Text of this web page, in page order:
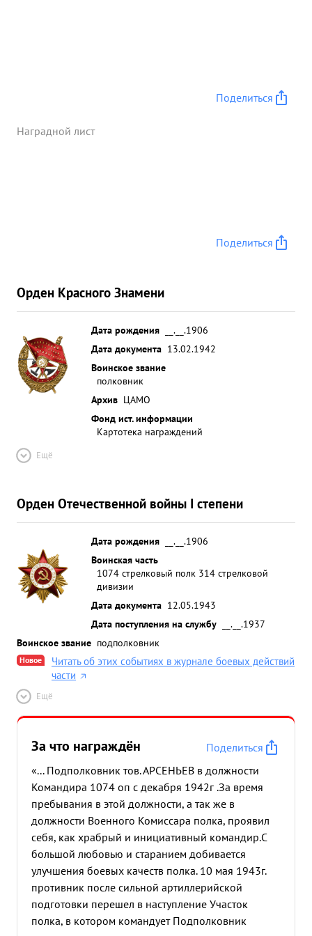
Поделиться
Наградной лист
Поделиться
Орден Красного Знамени
Дата рождения
__.__.1906
Дата документа 13.02.1942
Воинское звание
полковник
Архив ЦАМО
Фонд ист. информации
Картотека награждений
Ещё
Орден Отечественной войны I степени
Дата рождения
__.__.1906
Воинская часть
1074 стрелковый полк 314 стрелковой
дивизии
Дата документа 12.05.1943
Дата поступления на службу
__.__.1937
Воинское звание подполковник
Новое
Читать об этих событиях в журнале боевых действий
части
Ещё
За что награждён
Поделиться
«... Подполковник тов. АРСЕНЬЕВ в должности
Командира 1074 оп с декабря 1942г .За время
пребывания в этой должности, а так же в
должности Военного Комиссара полка, проявил
себя, как храбрый и инициативный командир.С
большой любовью и старанием добивается
улучшения боевых качеств полка. 10 мая 1943г.
противник после сильной артиллерийской
подготовки перешел в наступление Участок
полка, в котором командует Подполковник